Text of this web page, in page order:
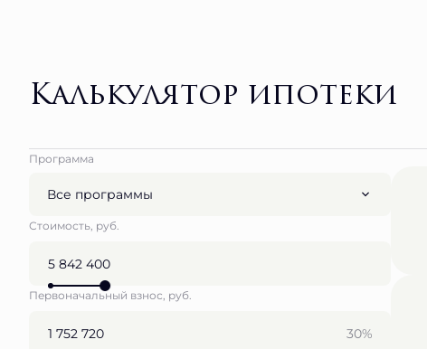
Калькулятор ипотеки
Программа
Все программы
Стоимость, руб.
Первоначальный взнос, руб.
30%